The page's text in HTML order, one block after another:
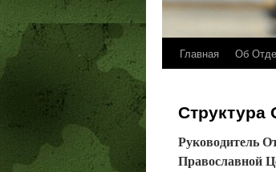
Перейти
содержимому
Главная Об
Структура
Руководитель
Православной